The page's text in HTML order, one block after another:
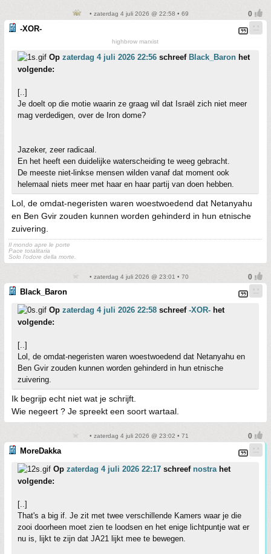
• zaterdag 4 juli 2026 @ 22:58 • 69
-XOR-
highbrow marxist
Op zaterdag 4 juli 2026 22:56 schreef Black_Baron het
volgende:
[..]
Je doelt op die motie waarin ze graag wil dat Israël zich niet meer
mag verdedigen, over de Iron dome?
Jazeker, zeer radicaal.
En het heeft een duidelijke waterscheiding te weeg gebracht.
De meeste niet-linkse mensen wilden vanaf dat moment ook
helemaal niets meer met haar en haar partij van doen hebben.
Lol, de omdat-negeristen waren woestwoedend dat Netanyahu
en Ben Gvir zouden kunnen worden gehinderd in hun etnische
zuivering.
Il mondo apre le porte
Pace totalitaria
Solo l'odore della morte.
• zaterdag 4 juli 2026 @ 23:01 • 70
Black_Baron
Op zaterdag 4 juli 2026 22:58 schreef -XOR- het
volgende:
[..]
Lol, de omdat-negeristen waren woestwoedend dat Netanyahu en
Ben Gvir zouden kunnen worden gehinderd in hun etnische
zuivering.
Ik begrijp echt niet wat je schrijft.
Wie negeert ? Je spreekt een soort wartaal.
• zaterdag 4 juli 2026 @ 23:02 • 71
MoreDakka
Op zaterdag 4 juli 2026 22:17 schreef nostrahet
volgende:
[..]
That's a big if. Je zit met twee verschillende Kamers waar je die
zooi doorheen moet zien te loodsen en het enige lichtpuntje wat er
nu is, lijkt te zijn dat JA21 lijkt mee te bewegen.